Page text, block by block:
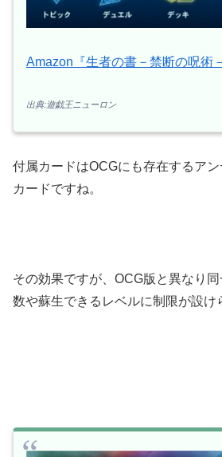
Amazon『生者の書－禁断の呪術－
出典:遊戯王ニューロン
付属カードはOCGにも存在するア
カードですね。
その効果ですが、OCG版と異なり
数や蘇生できるレベルに制限が設け